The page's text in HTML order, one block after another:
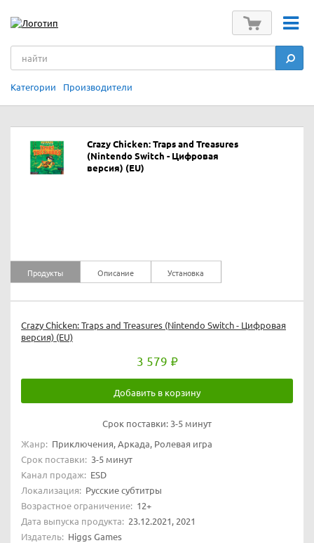
Категории Производители
Crazy Chicken: Traps and Treasures
(Nintendo Switch - Цифровая
версия) (EU)
Продукты Описание Установка
Crazy Chicken: Traps and Treasures (Nintendo Switch - Цифровая
версия) (EU)
3 579
Добавить в корзину
Срок поставки: 3-5 минут
Жанр: Приключения, Аркада, Ролевая игра
Срок поставки: 3-5 минут
Канал продаж: ESD
Локализация: Русские субтитры
Возрастное ограничение: 12+
Дата выпуска продукта: 23.12.2021, 2021
Издатель: Higgs Games